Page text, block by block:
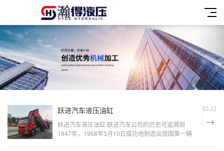
跃进汽车液压油缸 02-12
跃进汽车液压油缸 跃进汽车公司的历史可追溯到
1947年，1958年3月10日成功地制造出我国第一辆